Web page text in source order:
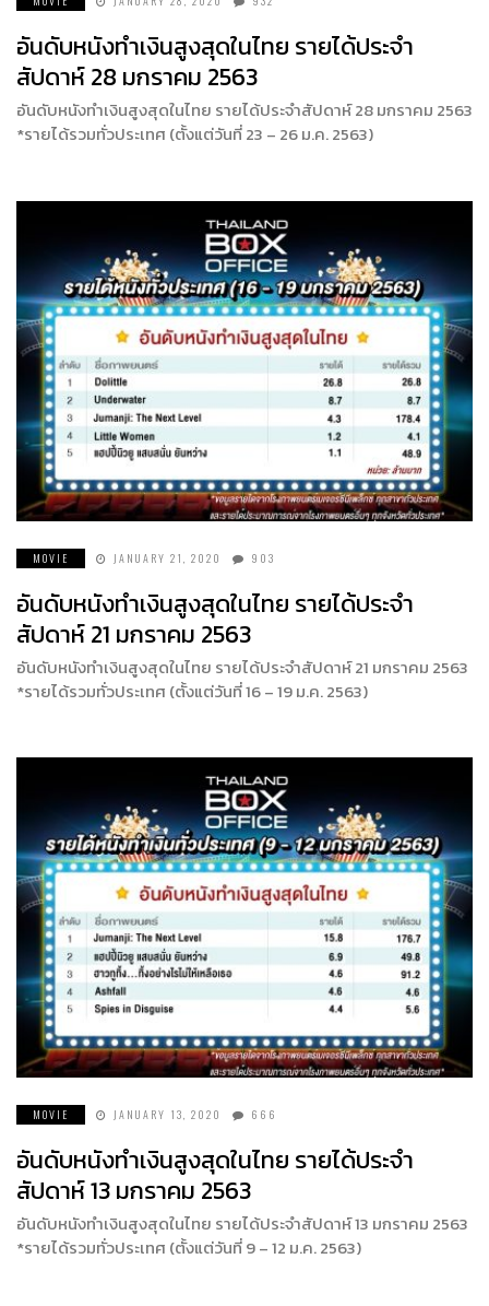
อันดับหนังทำเงินสูงสุดในไทย รายได้ประจำ
สัปดาห์ 28 มกราคม 2563
อันดับหนังทำเงินสูงสุดในไทย รายได้ประจำสัปดาห์ 28 มกราคม 2563
*รายได้รวมทั่วประเทศ (ตั้งแต่วันที่ 23 – 26 ม.ค. 2563)
MOVIE JANUARY 21, 2020 903
อันดับหนังทำเงินสูงสุดในไทย รายได้ประจำ
สัปดาห์ 21 มกราคม 2563
อันดับหนังทำเงินสูงสุดในไทย รายได้ประจำสัปดาห์ 21 มกราคม 2563
*รายได้รวมทั่วประเทศ (ตั้งแต่วันที่ 16 – 19 ม.ค. 2563)
MOVIE JANUARY 13, 2020 666
อันดับหนังทำเงินสูงสุดในไทย รายได้ประจำ
สัปดาห์ 13 มกราคม 2563
อันดับหนังทำเงินสูงสุดในไทย รายได้ประจำสัปดาห์ 13 มกราคม 2563
*รายได้รวมทั่วประเทศ (ตั้งแต่วันที่ 9 – 12 ม.ค. 2563)